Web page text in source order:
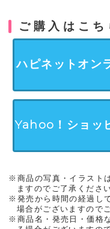
ご購入はこち
ハピネットオン
Yahoo！ショッ
グ
※商品の写真・イラスト
ますのでご了承ください
※発売から時間の経過し
場合がございますので
※商品名・発売日・価格